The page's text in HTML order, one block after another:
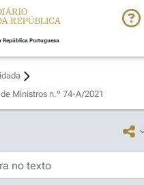
República Portuguesa
Ministros n.º 74-A/2021